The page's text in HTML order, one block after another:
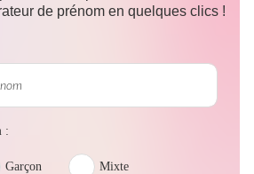
de prénom en quelques clics !
:
Garçon Mixte